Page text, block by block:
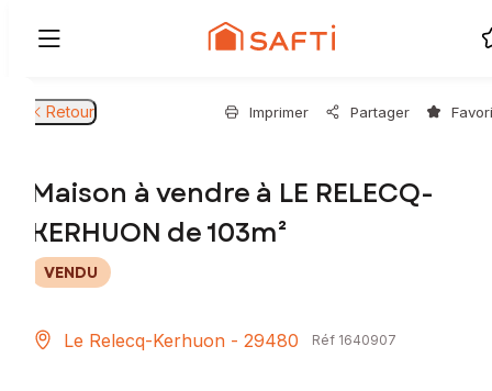
Retour Imprimer Partager
Maison à vendre à LE RELECQ-
KERHUON de 103m²
VENDU
Le Relecq-Kerhuon - 29480 Réf 1640907